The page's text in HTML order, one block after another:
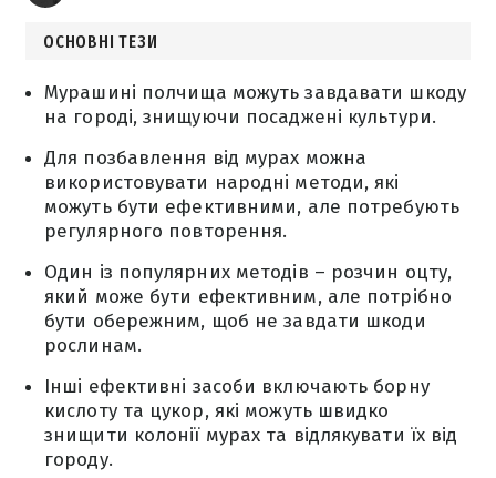
ОСНОВНІ ТЕЗИ
Мурашині полчища можуть завдавати шкоду
на городі, знищуючи посаджені культури.
Для позбавлення від мурах можна
використовувати народні методи, які
можуть бути ефективними, але потребують
регулярного повторення.
Один із популярних методів – розчин оцту,
який може бути ефективним, але потрібно
бути обережним, щоб не завдати шкоди
рослинам.
Інші ефективні засоби включають борну
кислоту та цукор, які можуть швидко
знищити колонії мурах та відлякувати їх від
городу.